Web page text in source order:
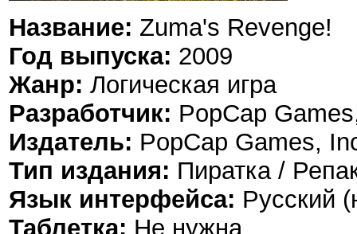
Название: Zuma's Revenge!
Год выпуска: 2009
Жанр: Логическая игра
Разработчик: PopCap
Издатель: PopCap Games,
Тип издания: Пиратка /
Язык интерфейса: Русский
Таблетка: Не нужна